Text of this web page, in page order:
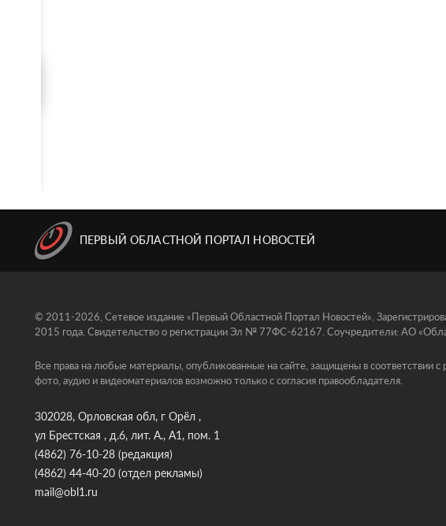
ПЕРВЫЙ ОБЛАСТНОЙ ПОРТАЛ НОВОСТЕЙ
© 2011-2026, Сетевое издание «Первый Областной Портал Новостей».
2015 года. Свидетельство о регистрации Эл № 77ФС-62167. Соучредители: АО
Все права на любые материалы, опубликованные на сайте, защищены в соответствии
фото, аудио и видеоматериалов возможно только с согласия правообладателя.
302028, Орловская обл, г Орёл ,
ул Брестская , д.6, лит. А., А1, пом. 1
(4862) 76-10-28 (редакция)
(4862) 44-40-20 (отдел рекламы)
mail@obl1.ru